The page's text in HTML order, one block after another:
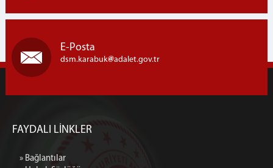
E-Posta
dsm.karabuk adalet.gov.tr
FAYDALI LİNKLER
» Bağlantılar